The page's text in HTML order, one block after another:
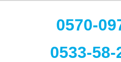
0570-
0533-58-